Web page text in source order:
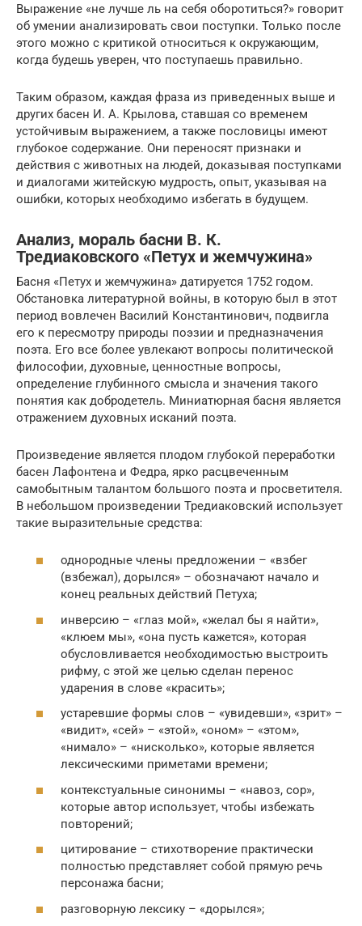
Выражение «не лучше ль на себя оборотиться?» говорит
об умении анализировать свои поступки. Только после
этого можно с критикой относиться к окружающим,
когда будешь уверен, что поступаешь правильно.
Таким образом, каждая фраза из приведенных выше и
других басен И. А. Крылова, ставшая со временем
устойчивым выражением, а также пословицы имеют
глубокое содержание. Они переносят признаки и
действия с животных на людей, доказывая поступками
и диалогами житейскую мудрость, опыт, указывая на
ошибки, которых необходимо избегать в будущем.
Анализ, мораль басни В. К.
Тредиаковского «Петух и жемчужина»
Басня «Петух и жемчужина» датируется 1752 годом.
Обстановка литературной войны, в которую был в этот
период вовлечен Василий Константинович, подвигла
его к пересмотру природы поэзии и предназначения
поэта. Его все более увлекают вопросы политической
философии, духовные, ценностные вопросы,
определение глубинного смысла и значения такого
понятия как добродетель. Миниатюрная басня является
отражением духовных исканий поэта.
Произведение является плодом глубокой переработки
басен Лафонтена и Федра, ярко расцвеченным
самобытным талантом большого поэта и просветителя.
В небольшом произведении Тредиаковский использует
такие выразительные средства:
однородные члены предложении – «взбег
(взбежал), дорылся» – обозначают начало и
конец реальных действий Петуха;
инверсию – «глаз мой», «желал бы я найти»,
«клюем мы», «она пусть кажется», которая
обусловливается необходимостью выстроить
рифму, с этой же целью сделан перенос
ударения в слове «красить»;
устаревшие формы слов – «увидевши», «зрит» –
«видит», «сей» – «этой», «оном» – «этом»,
«нимало» – «нисколько», которые является
лексическими приметами времени;
контекстуальные синонимы – «навоз, сор»,
которые автор использует, чтобы избежать
повторений;
цитирование – стихотворение практически
полностью представляет собой прямую речь
персонажа басни;
разговорную лексику – «дорылся»;